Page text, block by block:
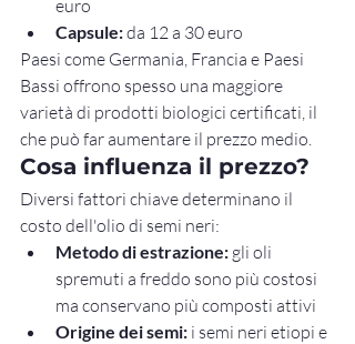
euro
Capsule: da 12 a 30 euro
Paesi come Germania, Francia e Paesi
Bassi offrono spesso una maggiore
varietà di prodotti biologici certificati, il
che può far aumentare il prezzo medio.
Cosa influenza il prezzo?
Diversi fattori chiave determinano il
costo dell'olio di semi neri:
Metodo di estrazione: gli oli
spremuti a freddo sono più costosi
ma conservano più composti attivi
Origine dei semi: i semi neri etiopi e